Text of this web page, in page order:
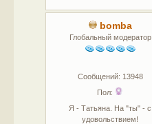
bomba
Глобальный модератор
Сообщений: 13948
Пол:
Я - Татьяна. На "ты" - с
удовольствием!